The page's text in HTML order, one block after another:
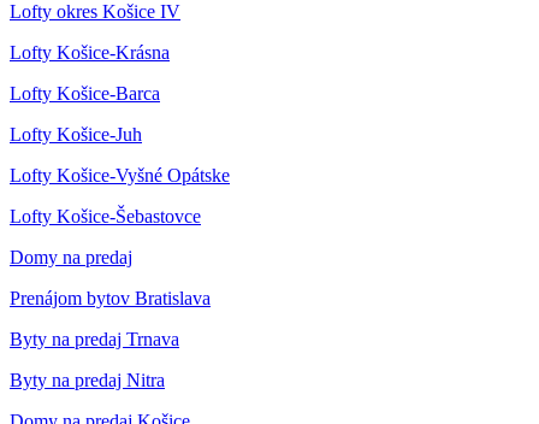
Lofty okres Košice IV
Lofty Košice-Krásna
Lofty Košice-Barca
Lofty Košice-Juh
Lofty Košice-Vyšné Opátske
Lofty Košice-Šebastovce
Domy na predaj
Prenájom bytov Bratislava
Byty na predaj Trnava
Byty na predaj Nitra